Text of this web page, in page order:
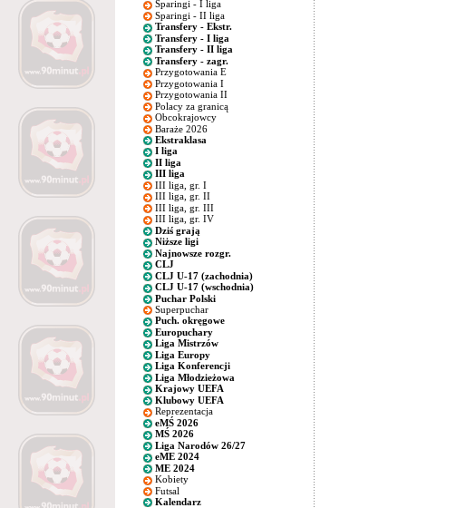
Sparingi - I liga
Sparingi - II liga
Transfery - Ekstr.
Transfery - I liga
Transfery - II liga
Transfery - zagr.
Przygotowania E
Przygotowania I
Przygotowania II
Polacy za granicą
Obcokrajowcy
Baraże 2026
Ekstraklasa
I liga
II liga
III liga
III liga, gr. I
III liga, gr. II
III liga, gr. III
III liga, gr. IV
Dziś grają
Niższe ligi
Najnowsze rozgr.
CLJ
CLJ U-17 (zachodnia)
CLJ U-17 (wschodnia)
Puchar Polski
Superpuchar
Puch. okręgowe
Europuchary
Liga Mistrzów
Liga Europy
Liga Konferencji
Liga Młodzieżowa
Krajowy UEFA
Klubowy UEFA
Reprezentacja
eMŚ 2026
MŚ 2026
Liga Narodów 26/27
eME 2024
ME 2024
Kobiety
Futsal
Kalendarz